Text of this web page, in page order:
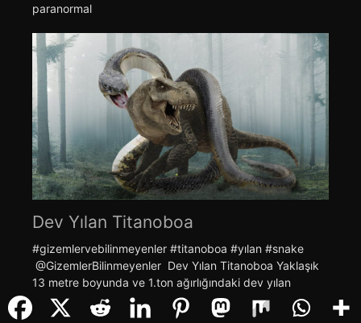
paranormal
Dev Yılan Titanoboa
#gizemlervebilinmeyenler #titanoboa #yılan #snake
@GizemlerBilinmeyenler Dev Yılan Titanoboa Yaklaşık
13 metre boyunda ve 1.ton ağırlığındaki dev yılan
Titanoboa şimdiye kadar